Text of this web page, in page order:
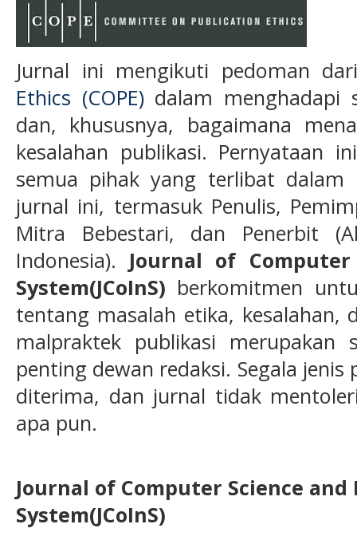
Jurnal ini mengikuti pedoman
Ethics (COPE) dalam menghadapi
dan, khususnya, bagaimana
kesalahan publikasi. Pernyataan
semua pihak yang terlibat dalam
jurnal ini, termasuk Penulis,
Mitra Bebestari, dan Penerbit
Indonesia). Journal of
System(JCoInS) berkomitmen
tentang masalah etika, kesalahan,
malpraktek publikasi
penting dewan redaksi. Segala
diterima, dan jurnal tidak
apa pun.
Journal of Computer Science
System(JCoInS)